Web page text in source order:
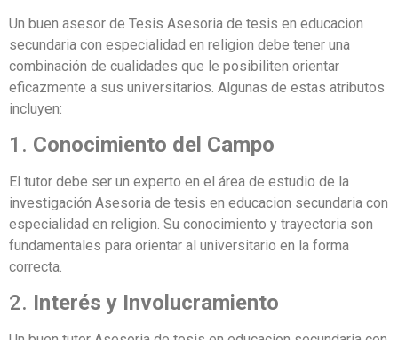
Un buen asesor de Tesis Asesoria de tesis en educacion
secundaria con especialidad en religion debe tener una
combinación de cualidades que le posibiliten orientar
eficazmente a sus universitarios. Algunas de estas atributos
incluyen:
1. Conocimiento del Campo
El tutor debe ser un experto en el área de estudio de la
investigación Asesoria de tesis en educacion secundaria con
especialidad en religion. Su conocimiento y trayectoria son
fundamentales para orientar al universitario en la forma
correcta.
2. Interés y Involucramiento